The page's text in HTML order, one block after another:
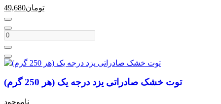
49,680تومان
توت خشک صادراتی یزد درجه یک (هر 250 گرم)
ناموجود